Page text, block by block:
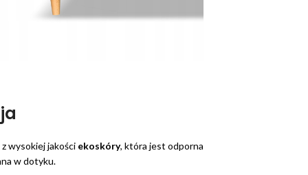
wysokiej jakości ekoskóry, która jest odporna
w dotyku.